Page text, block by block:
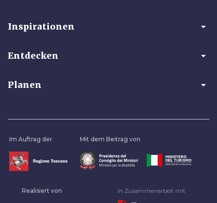
Inspirationen arrow_drop_down
Entdecken arrow_drop_down
Planen arrow_drop_down
Im Auftrag der Mit dem Beitrag von
Realisiert von In Zusammenarbeit mit